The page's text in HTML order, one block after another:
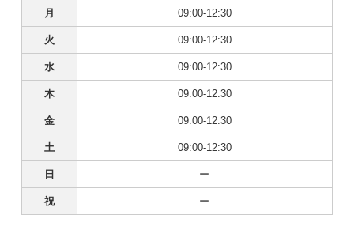
月 09:00-12:30
火 09:00-12:30
水 09:00-12:30
木 09:00-12:30
金 09:00-12:30
土 09:00-12:30
日 ー
祝 ー